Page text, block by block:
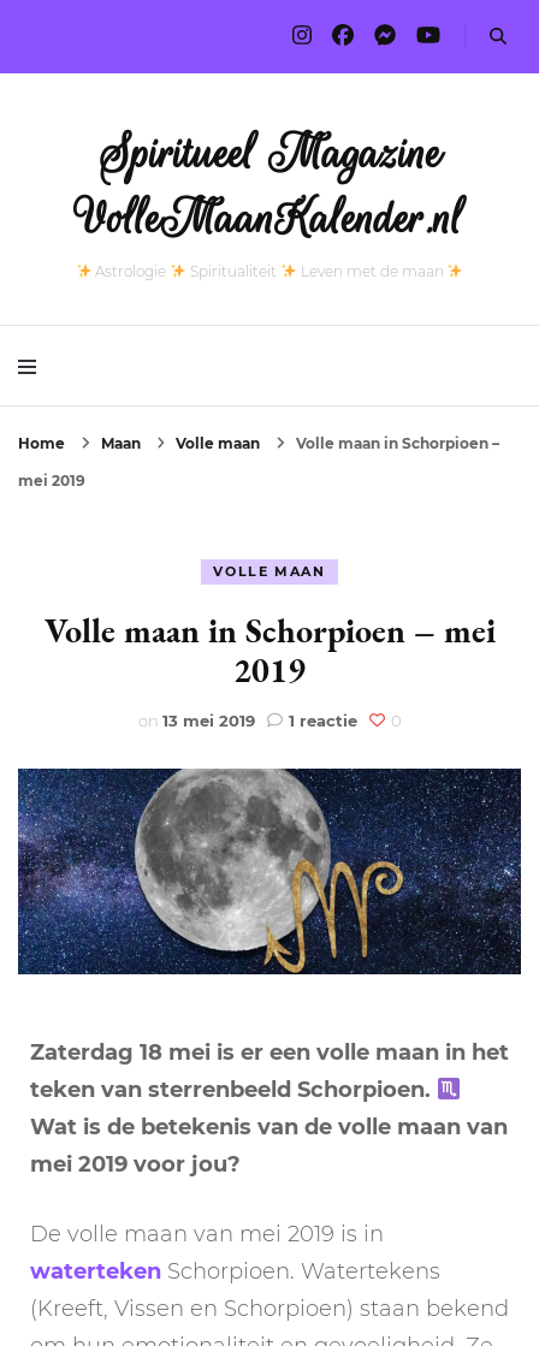
Spiritueel Magazine
VolleMaanKalender.nl
Astrologie Spiritualiteit Leven met de maan
Home Maan Volle maan Volle maan in Schorpioen –
mei 2019
VOLLE MAAN
Volle maan in Schorpioen – mei
2019
on 13 mei 2019 1 reactieop
maan
in
Schorpioen
–
mei
2019
0
Zaterdag 18 mei is er een volle maan in het
teken van sterrenbeeld Schorpioen.
Wat is de betekenis van de volle maan van
mei 2019 voor jou?
De volle maan van mei 2019 is in
waterteken Schorpioen. Watertekens
(Kreeft, Vissen en Schorpioen) staan bekend